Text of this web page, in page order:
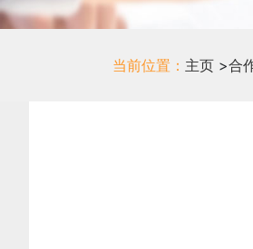
当前位置： 主页 >合